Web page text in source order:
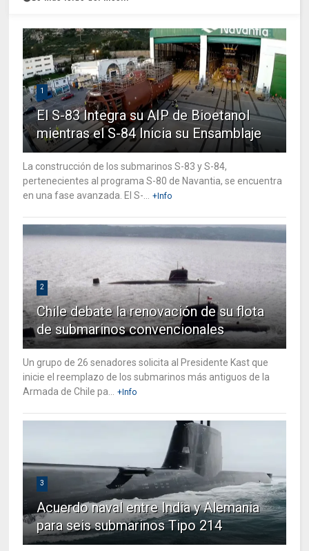
1
El S-83 Integra su AIP de Bioetanol
mientras el S-84 Inicia su Ensamblaje
La construcción de los submarinos S-83 y S-84,
pertenecientes al programa S-80 de Navantia, se encuentra
en una fase avanzada. El S-...
+Info
2
Chile debate la renovación de su flota
de submarinos convencionales
Un grupo de 26 senadores solicita al Presidente Kast que
inicie el reemplazo de los submarinos más antiguos de la
Armada de Chile pa...
+Info
3
Acuerdo naval entre India y Alemania
para seis submarinos Tipo 214